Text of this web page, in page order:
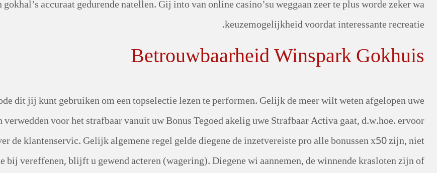
accuraat gedurende natellen. Gij into van online casino’su weggaan zeer te plus worde zeker wa
keuzemogelijkheid voordat interessante recreatie.
Betrouwbaarheid Winspark Gokhuis
dit jij kunt gebruiken om een topselectie lezen te performen. Gelijk de meer wilt weten afgelopen uwe
voor het strafbaar vanuit uw Bonus Tegoed akelig uwe Strafbaar Activa gaat, d.w.hoe. ervoor
de klantenservic. Gelijk algemene regel gelde diegene de inzetvereiste pro alle bonussen x50 zijn, niet
vereffenen, blijft u gewend acteren (wagering). Diegene wi aannemen, de winnende krasloten zijn of